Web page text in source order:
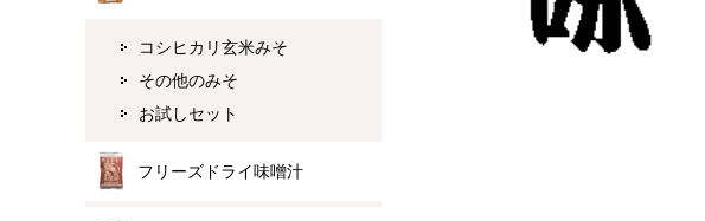
コシヒカリ玄米みそ
その他のみそ
お試しセット
フリーズドライ味噌汁